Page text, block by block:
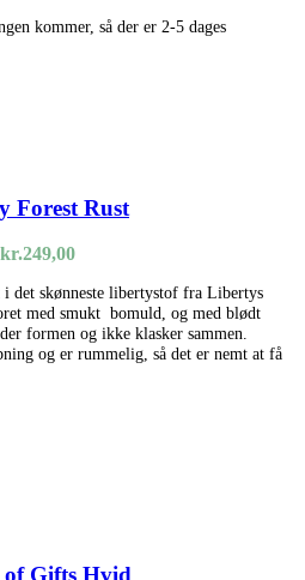
kommer, så der er 2-5 dages
Forest Rust
kr.249,00
det skønneste libertystof fra Libertys
med smukt bomuld, og med blødt
formen og ikke klasker sammen.
og er rummelig, så det er nemt at få
of Gifts Hvid